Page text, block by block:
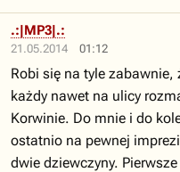
21.05.2014 01:12
.:|MP3|.:
Robi się na tyle zabawnie,
każdy nawet na ulicy
Korwinie. Do mnie i do
ostatnio na pewnej
dwie dziewczyny.